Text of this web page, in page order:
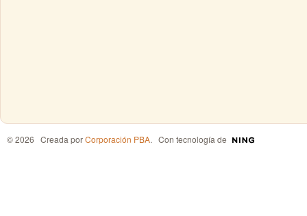
© 2026 Creada porCorporación PBA. Con tecnología de